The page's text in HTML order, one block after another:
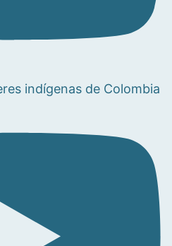
indígenas de Colombia